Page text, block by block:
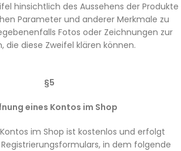
hinsichtlich des Aussehens der Produkte
Parameter und anderer Merkmale zu
Fotos oder Zeichnungen zur
die diese Zweifel klären können.
§5
eines Kontos im Shop
im Shop ist kostenlos und erfolgt
in dem folgende